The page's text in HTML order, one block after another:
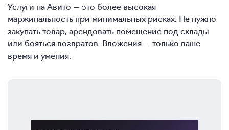
Услуги на Авито — это более высокая
маржинальность при минимальных рисках. Не нужно
закупать товар, арендовать помещение под склады
или бояться возвратов. Вложения — только ваше
время и умения.